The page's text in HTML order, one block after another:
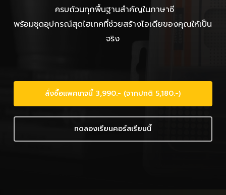
ครบถ้วนทุกพื้นฐานสำคัญในภาษาซี
พร้อมชุดอุปกรณ์สุดไฮเทคที่ช่วยสร้างไอเดียของคุณให้เป็น
จริง
สั่งซื้อแพคเกจนี้ 3,990.- (จากปกติ 5,180.-)
ทดลองเรียนคอร์สเรียนนี้